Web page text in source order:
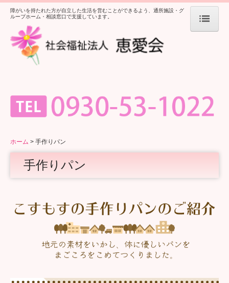
ホーム
法人案内
第二ワークランド・ こすもす
手作りパン
採用情報
募集要項 相談支援専門員
募集要項 相談支援専門員（パート）
障がいを持たれた方が自立した生活を営むことができるよう、通所施設・グ
ループホーム・相談窓口で支援しています。
ホーム 手作りパン
手作りパン